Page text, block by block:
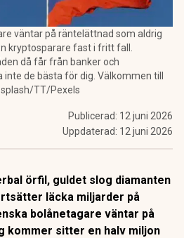
väntar på räntelättnad som aldrig
kryptosparare fast i fritt fall.
då får från banker och
de bästa för dig. Välkommen till
TT/Pexels
Publicerad: 12 juni 2026
Uppdaterad: 12 juni 2026
örfil, guldet slog diamanten
läcka miljarder på
bolånetagare väntar på
kommer sitter en halv miljon